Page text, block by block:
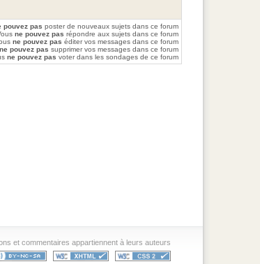
pouvez pas poster de nouveaux sujets dans ce forum
ne pouvez pas répondre aux sujets dans ce forum
ne pouvez pas éditer vos messages dans ce forum
ne pouvez pas supprimer vos messages dans ce forum
ne pouvez pas voter dans les sondages de ce forum
et commentaires appartiennent à leurs auteurs